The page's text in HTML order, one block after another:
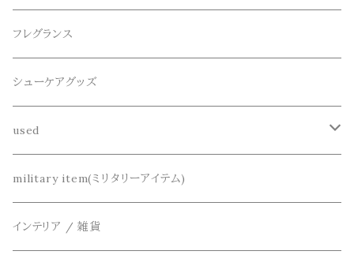
CountyComm(カウンティーコム)
decka(デカ)
dros dro(ドロスドロ)
DETAIL(ディティール)
THE FLAVOR DESIGN(ザ フレーバーデザイン)
シャツ
カーディガン
サンダル
腕時計
キーアクセサリー
財布、コインケース、マネークリップ
鞄
ネックレス
フレグランス
シューケアグッズ
used
リメイク
アクセサリー
military item(ミリタリーアイテム)
インテリア / 雑貨